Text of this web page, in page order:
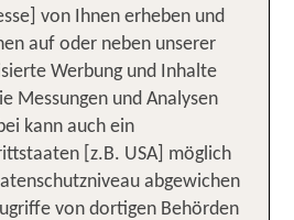
Republik befindet
Urlaubsziel, das dir
Abenteuer beim Sport
bietet.
nach Cabarete reisen,
dort noch viel mehr zu
von Ihnen erheben und
auf oder neben unserer
Werbung und Inhalte
Messungen und Analysen
kann auch ein
[z.B. USA] möglich
abgewichen
von dortigen Behörden